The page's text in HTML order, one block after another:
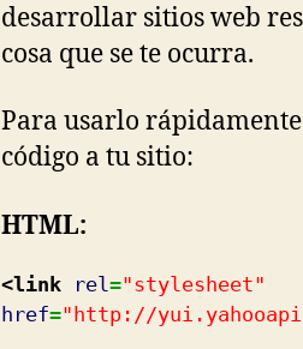
desarrollar sitios web
cosa que se te ocurra.
Para usarlo
código a tu sitio:
HTML:
<link rel="stylesheet"
href="http://